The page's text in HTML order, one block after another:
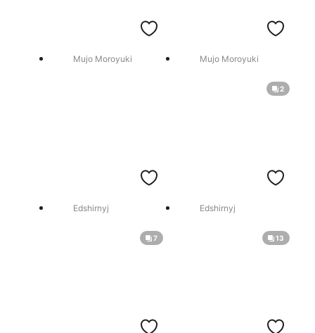
Mujo Moroyuki Mujo Moroyuki
Edshirnyj
2
Edshirnyj
7 13